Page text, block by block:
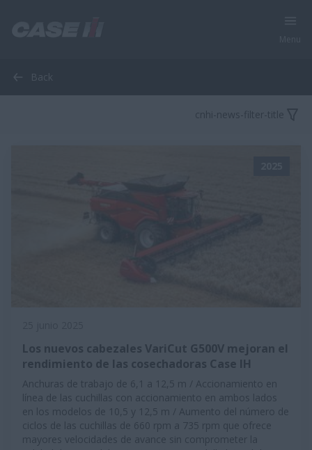
Back
cnhi-news-filter-title
Los nuevos cabezales VariCut G500V mejoran el
rendimiento de las cosechadoras Case IH
Anchuras de trabajo de 6,1 a 12,5 m / Accionamiento en
línea de las cuchillas con accionamiento en ambos lados
en los modelos de 10,5 y 12,5 m / Aumento del número de
ciclos de las cuchillas de 660 rpm a 735 rpm que ofrece
mayores velocidades de avance sin comprometer la